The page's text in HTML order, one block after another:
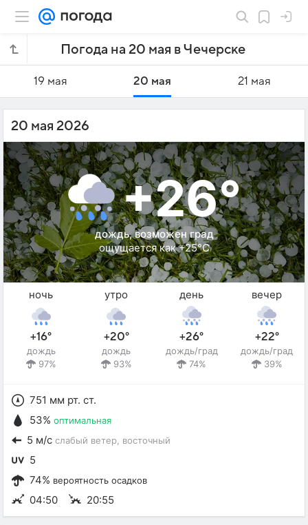
Погода на 20 мая в Чечерске
19 мая 20 мая 21 мая
20 мая 2026
+26°
дождь, возможен град
ощущается как +25°C
ночь
+16°
дождь
97%
утро
+20°
дождь
93%
день
+26°
дождь/град
74%
вечер
+22°
дождь/град
39%
751 мм рт. ст.
53% оптимальная
5 м/с слабый ветер , восточный
5
74% вероятность осадков
04:50 20:55